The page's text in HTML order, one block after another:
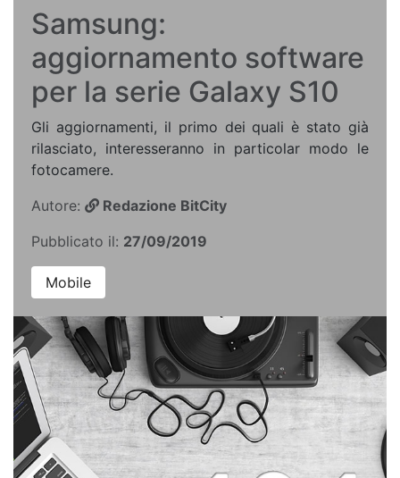
Samsung:
aggiornamento software
per la serie Galaxy S10
Gli aggiornamenti, il primo dei quali è stato già
rilasciato, interesseranno in particolar modo le
fotocamere.
Autore:
Redazione BitCity
Pubblicato il: 27/09/2019
Mobile